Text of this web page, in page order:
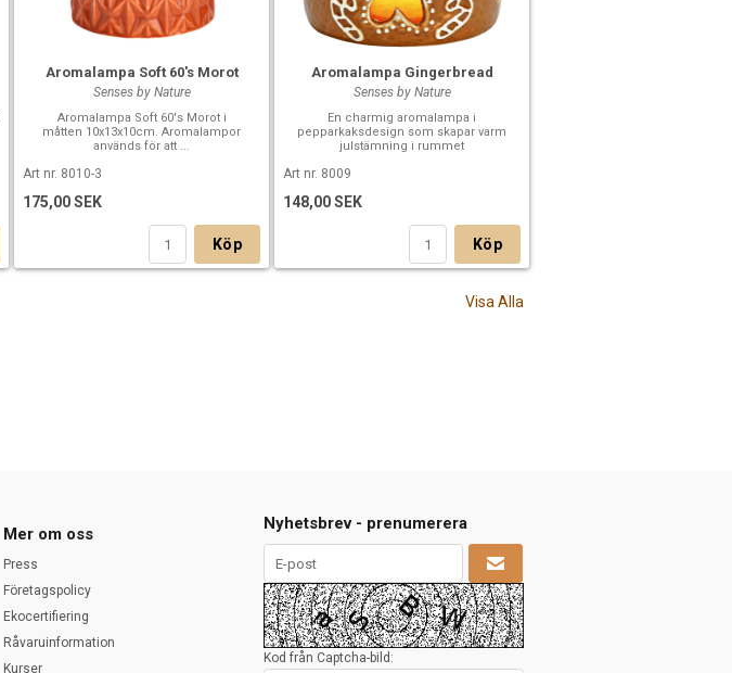
Aromalampa Soft 60's Morot
Senses by Nature
Aromalampa Soft 60's Morot i
måtten 10x13x10cm. Aromalampor
används för att ...
Art nr. 8010-3
175,00 SEK
Köp
Aromalampa Gingerbread
Senses by Nature
En charmig aromalampa i
pepparkaksdesign som skapar varm
julstämning i rummet
Art nr. 8009
148,00 SEK
Köp
Visa Alla
Mer om oss
Press
Företagspolicy
Ekocertifiering
Råvaruinformation
Kurser
Nyhetsbrev - prenumerera
Kod från Captcha-bild: